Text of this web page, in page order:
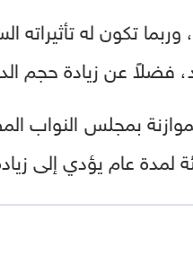
تكون له تأثيراته
فضلاً عن زيادة حجم
بمجلس